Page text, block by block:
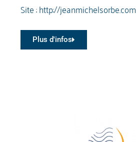
Site :http://jeanmichelsorbe.com
Plus d'infos